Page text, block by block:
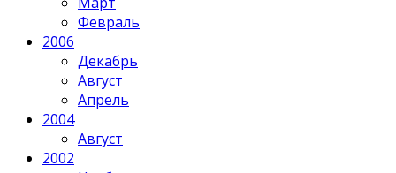
Февраль
2006
Декабрь
Август
Апрель
2004
Август
2002